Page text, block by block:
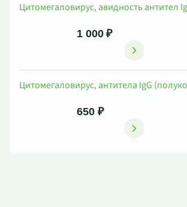
Цитомегаловирус, авидность антител
1 000 ₽
Цитомегаловирус, антитела IgG
650 ₽